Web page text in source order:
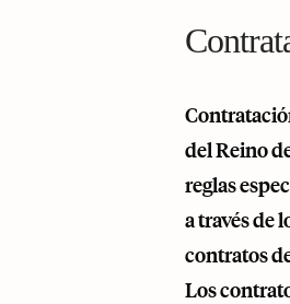
del Reino
reglas
a través de
contratos
Los